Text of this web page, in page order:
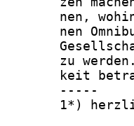
nen,
nen
zu
keit
       -----
1*)